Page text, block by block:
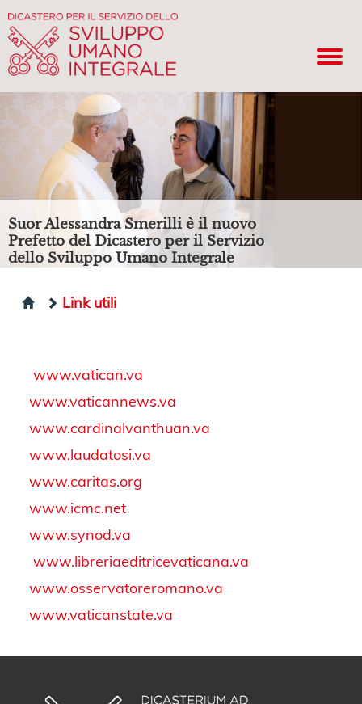
Suor Alessandra Smerilli è il nuovo
Prefetto del Dicastero per il Servizio
dello Sviluppo Umano Integrale
Link utili
www.vatican.va
www.vaticannews.va
www.cardinalvanthuan.va
www.laudatosi.va
www.caritas.org
www.icmc.net
www.synod.va
www.libreriaeditricevaticana.va
www.osservatoreromano.va
www.vaticanstate.va